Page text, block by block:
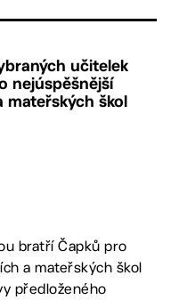
učitelek
nejúspěšnější
mateřských škol
bratří Čapků pro
a mateřských škol
předloženého